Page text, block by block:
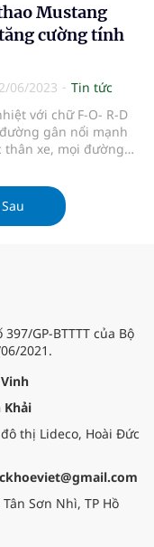
Mới, chỉ vài tháng
phục giải đua
2022 Baja
xuất đại trà” tại cuộc
Race ở Úc.
Mustang
cường tính
06/2023
Tin tức
với chữ F-O- R-D
gân nổi mạnh
thân xe, mọi đường
Mới đều toát lên
đậm chất Ford”
Bên cạnh hiệu
GP-BTTTT của Bộ
2021.
Khải
thị Lideco, Hoài Đức
Sơn Nhì, TP Hồ